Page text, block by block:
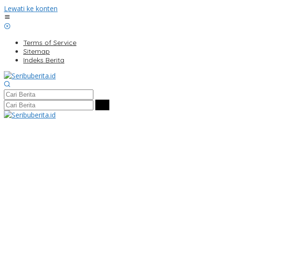
Lewati ke konten
Terms of Service
Sitemap
Indeks Berita